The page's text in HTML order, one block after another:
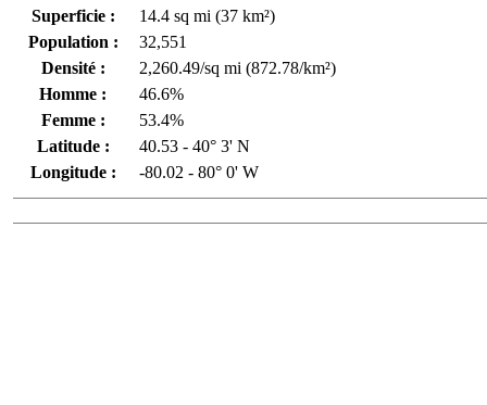
Superficie :
14.4 sq mi (37 km²)
Population :
32,551
Densité :
2,260.49/sq mi (872.78/km²)
Homme :
46.6%
Femme :
53.4%
Latitude :
40.53 - 40° 3' N
Longitude :
-80.02 - 80° 0' W